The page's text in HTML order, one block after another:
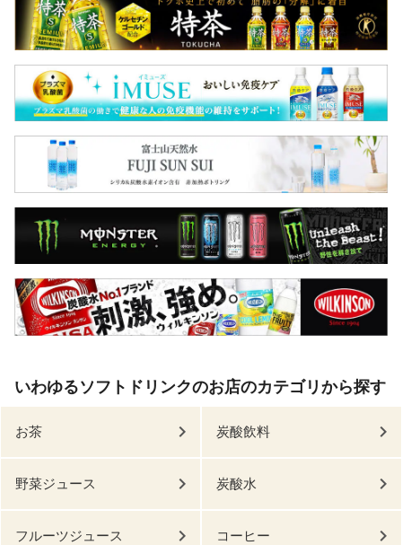
いわゆるソフトドリンクのお店のカテゴリから探す
お茶 炭酸飲料
野菜ジュース 炭酸水
フルーツジュース コーヒー